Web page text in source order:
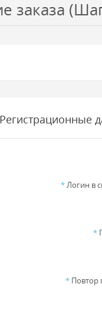
заказа
Регистрационные
*Логин в
*
* Повтор